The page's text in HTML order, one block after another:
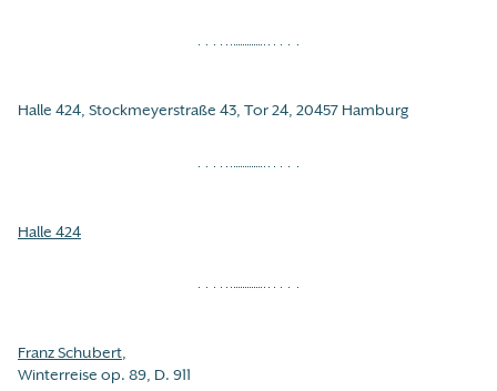
Halle 424, Stockmeyerstraße 43, Tor 24, 20457 Hamburg
Halle 424
Franz Schubert,
Winterreise op. 89, D. 911